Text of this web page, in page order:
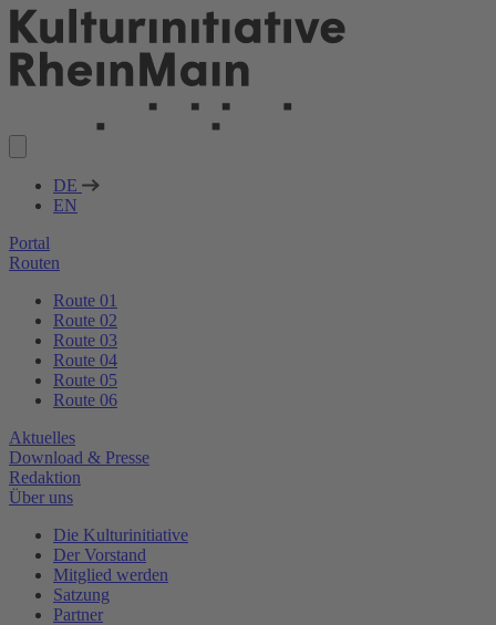
DE
EN
Portal
Routen
Route 01
Route 02
Route 03
Route 04
Route 05
Route 06
Aktuelles
Download & Presse
Redaktion
Über uns
Die Kulturinitiative
Der Vorstand
Mitglied werden
Satzung
Partner